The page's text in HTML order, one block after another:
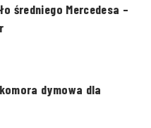
średniego Mercedesa –
dymowa dla